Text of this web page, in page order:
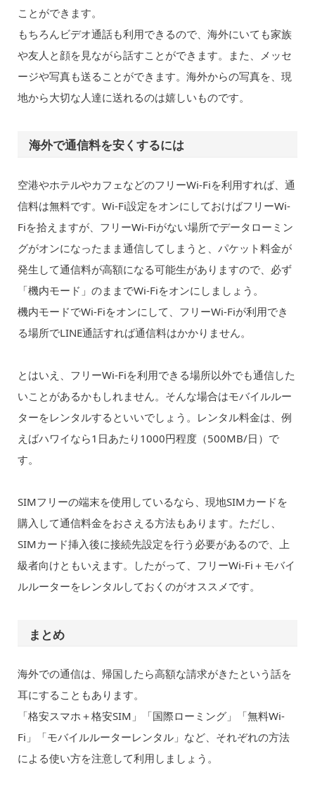
ことができます。
もちろんビデオ通話も利用できるので、海外にいても家族
や友人と顔を見ながら話すことができます。また、メッセ
ージや写真も送ることができます。海外からの写真を、現
地から大切な人達に送れるのは嬉しいものです。
海外で通信料を安くするには
空港やホテルやカフェなどのフリーWi-Fiを利用すれば、通
信料は無料です。Wi-Fi設定をオンにしておけばフリーWi-
Fiを拾えますが、フリーWi-Fiがない場所でデータローミン
グがオンになったまま通信してしまうと、パケット料金が
発生して通信料が高額になる可能生がありますので、必ず
「機内モード」のままでWi-Fiをオンにしましょう。
機内モードでWi-Fiをオンにして、フリーWi-Fiが利用でき
る場所でLINE通話すれば通信料はかかりません。
とはいえ、フリーWi-Fiを利用できる場所以外でも通信した
いことがあるかもしれません。そんな場合はモバイルルー
ターをレンタルするといいでしょう。レンタル料金は、例
えばハワイなら1日あたり1000円程度（500MB/日）で
す。
SIMフリーの端末を使用しているなら、現地SIMカードを
購入して通信料金をおさえる方法もあります。ただし、
SIMカード挿入後に接続先設定を行う必要があるので、上
級者向けともいえます。したがって、フリーWi-Fi＋モバイ
ルルーターをレンタルしておくのがオススメです。
まとめ
海外での通信は、帰国したら高額な請求がきたという話を
耳にすることもあります。
「格安スマホ＋格安SIM」「国際ローミング」「無料Wi-
Fi」「モバイルルーターレンタル」など、それぞれの方法
による使い方を注意して利用しましょう。